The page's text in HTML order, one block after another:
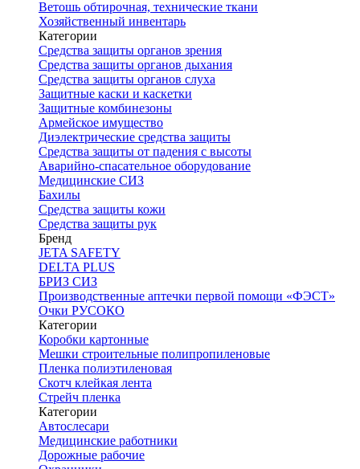
Ветошь обтирочная, технические ткани
Хозяйственный инвентарь
Категории
Средства защиты органов зрения
Средства защиты органов дыхания
Средства защиты органов слуха
Защитные каски и каскетки
Защитные комбинезоны
Армейское имущество
Диэлектрические средства защиты
Средства защиты от падения с высоты
Аварийно-спасательное оборудование
Медицинские СИЗ
Бахилы
Средства защиты кожи
Средства защиты рук
Бренд
JETA SAFETY
DELTA PLUS
БРИЗ СИЗ
Производственные аптечки первой помощи «ФЭСТ»
Очки РУСОКО
Категории
Коробки картонные
Мешки строительные полипропиленовые
Пленка полиэтиленовая
Скотч клейкая лента
Стрейч пленка
Категории
Автослесари
Медицинские работники
Дорожные рабочие